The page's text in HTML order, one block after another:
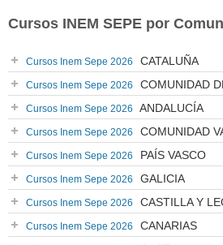
Cursos INEM SEPE por
Cursos Inem Sepe 2026 CATALUÑA
Cursos Inem Sepe 2026 COMUNIDAD
Cursos Inem Sepe 2026 ANDALUCÍA
Cursos Inem Sepe 2026 COMUNIDAD
Cursos Inem Sepe 2026 PAÍS VASCO
Cursos Inem Sepe 2026 GALICIA
Cursos Inem Sepe 2026 CASTILLA Y
Cursos Inem Sepe 2026 CANARIAS